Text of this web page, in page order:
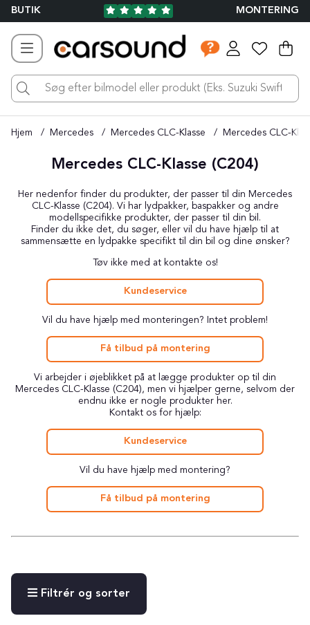
BUTIK MONTERING
.
Hjem Mercedes Mercedes CLC-Klasse Mercedes CLC-
Mercedes CLC-Klasse (C204)
Her nedenfor finder du produkter, der passer til din Mercedes
CLC-Klasse (C204). Vi har lydpakker, baspakker og andre
modellspecifikke produkter, der passer til din bil.
Finder du ikke det, du søger, eller vil du have hjælp til at
sammensætte en lydpakke specifikt til din bil og dine ønsker?
Tøv ikke med at kontakte os!
Kundeservice
Vil du have hjælp med monteringen? Intet problem!
Få tilbud på montering
Vi arbejder i øjeblikket på at lægge produkter op til din
Mercedes CLC-Klasse (C204), men vi hjælper gerne, selvom der
endnu ikke er nogle produkter her.
Kontakt os for hjælp:
Kundeservice
Vil du have hjælp med montering?
Få tilbud på montering
Filtrér og sorter